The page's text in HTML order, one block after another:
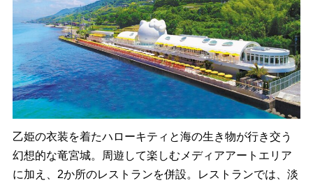
乙姫の衣装を着たハローキティと海の生き物が行き交う
幻想的な竜宮城。周遊して楽しむメディアアートエリア
に加え、2か所のレストランを併設。レストランでは、淡